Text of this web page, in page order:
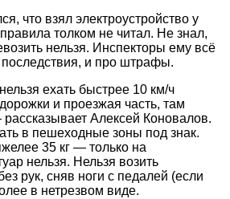
что взял электроустройство у
толком не читал. Не знал,
нельзя. Инспекторы ему всё
и про штрафы.
ехать быстрее 10 км/ч
и проезжая часть, там
Алексей Коновалов.
в пешеходные зоны под знак.
35 кг — только на
нельзя. Нельзя возить
рук, сняв ноги с педалей (если
в нетрезвом виде.